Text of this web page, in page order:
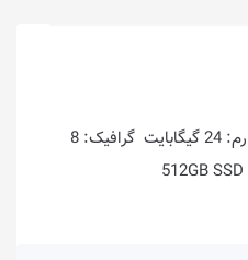
پردازنده: Core i7-13700HX رم: 24 گیگابایت گرافیک: 8